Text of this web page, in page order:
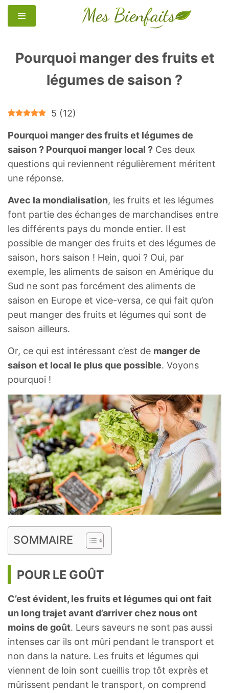
Aller
au
Pourquoi manger des fruits et
légumes de saison ?
5 (12)
Pourquoi manger des fruits et légumes de
saison ? Pourquoi manger local ? Ces deux
questions qui reviennent régulièrement méritent
une réponse.
Avec la mondialisation, les fruits et les légumes
font partie des échanges de marchandises entre
les différents pays du monde entier. Il est
possible de manger des fruits et des légumes de
saison, hors saison ! Hein, quoi ? Oui, par
exemple, les aliments de saison en Amérique du
Sud ne sont pas forcément des aliments de
saison en Europe et vice-versa, ce qui fait qu’on
peut manger des fruits et légumes qui sont de
saison ailleurs.
Or, ce qui est intéressant c’est de manger de
saison et local le plus que possible. Voyons
pourquoi !
SOMMAIRE
POUR LE GOÛT
C’est évident, les fruits et légumes qui ont fait
un long trajet avant d’arriver chez nous ont
moins de goût. Leurs saveurs ne sont pas aussi
intenses car ils ont mûri pendant le transport et
non dans la nature. Les fruits et légumes qui
viennent de loin sont cueillis trop tôt exprès et
mûrissent pendant le transport, on comprend